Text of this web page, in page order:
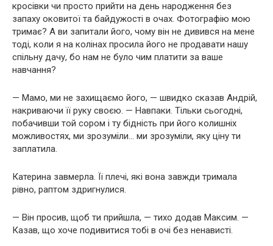
кросівки чи просто прийти на день народження без
запаху оковитої та байдужості в очах. Фотографію мою
тримає? А ви запитали його, чому він не дивився на мене
тоді, коли я на колінах просила його не продавати нашу
спільну дачу, бо нам не було чим платити за ваше
навчання?
— Мамо, ми не захищаємо його, — швидко сказав Андрій,
накриваючи її руку своєю. — Навпаки. Тільки сьогодні,
побачивши той сором і ту бідність при його колишніх
можливостях, ми зрозуміли… ми зрозуміли, яку ціну ти
заплатила.
Катерина завмерла. Її плечі, які вона завжди тримала
рівно, раптом здригнулися.
— Він просив, щоб ти прийшла, — тихо додав Максим. —
Казав, що хоче подивитися тобі в очі без ненависті.